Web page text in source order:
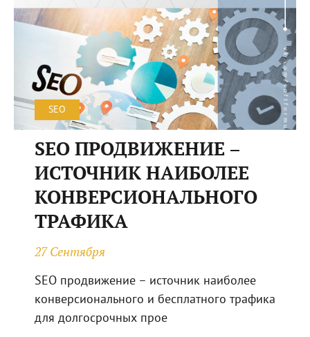
SEO
SEO ПРОДВИЖЕНИЕ –
ИСТОЧНИК НАИБОЛЕЕ
КОНВЕРСИОНАЛЬНОГО
ТРАФИКА
27 Сентября
SEO продвижение – источник наиболее
конверсионального и бесплатного трафика
для долгосрочных прое